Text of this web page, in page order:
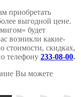
приобретать
выгодной цене.
будет
возникли какие-
стоимости, скидках,
телефону 233-08-00.
Вы можете